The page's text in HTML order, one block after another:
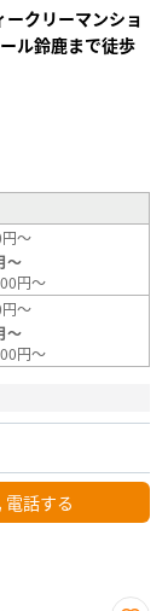
ークリーマンショ
ル鈴鹿まで徒歩
～
～
円～
～
～
円～
電話する